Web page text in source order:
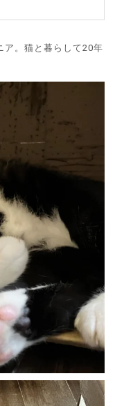
ア。猫と暮らして20年